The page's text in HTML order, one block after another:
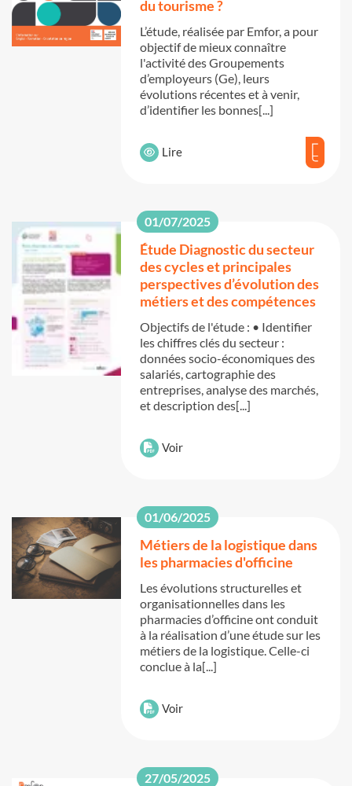
du tourisme ?
L’étude, réalisée par Emfor, a pour
objectif de mieux connaître
l'activité des Groupements
d’employeurs (Ge), leurs
évolutions récentes et à venir,
d’identifier les bonnes[...]
Lire
01/07/2025
Étude Diagnostic du secteur
des cycles et principales
perspectives d’évolution des
métiers et des compétences
Objectifs de l'étude : • Identifier
les chiffres clés du secteur :
données socio-économiques des
salariés, cartographie des
entreprises, analyse des marchés,
et description des[...]
Voir
01/06/2025
Métiers de la logistique dans
les pharmacies d'officine
Les évolutions structurelles et
organisationnelles dans les
pharmacies d’officine ont conduit
à la réalisation d’une étude sur les
métiers de la logistique. Celle-ci
conclue à la[...]
Voir
27/05/2025